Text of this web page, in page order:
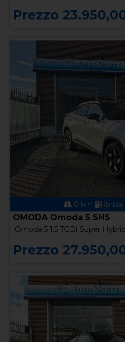
Prezzo
0 km ibrida
OMODA Omoda 5 SHS
Omoda 5 1.5 TGDi Super
Prezzo